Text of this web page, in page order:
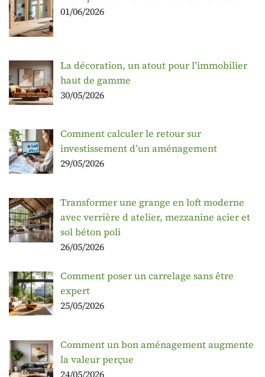
01/06/2026
La décoration, un atout pour l’immobilier
haut de gamme
30/05/2026
Comment calculer le retour sur
investissement d’un aménagement
29/05/2026
Transformer une grange en loft moderne
avec verrière d atelier, mezzanine acier et
sol béton poli
26/05/2026
Comment poser un carrelage sans être
expert
25/05/2026
Comment un bon aménagement augmente
la valeur perçue
24/05/2026